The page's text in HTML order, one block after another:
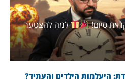
סיום!
למה להצטער
היעלמות הילדים והעתיד?